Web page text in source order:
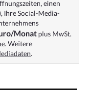
einen
Ihre Social-Media-
Monat plus MwSt.
. Weitere
.